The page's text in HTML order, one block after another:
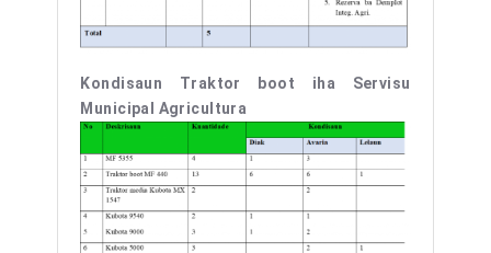
Kondisaun Traktor boot iha Servisu
Municipal Agricultura